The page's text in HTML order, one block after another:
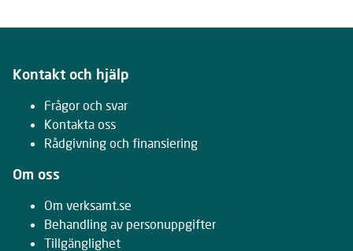
Kontakt och hjälp
Frågor och svar
Kontakta oss
Rådgivning och finansiering
Om oss
Om verksamt.se
Behandling av personuppgifter
Tillgänglighet